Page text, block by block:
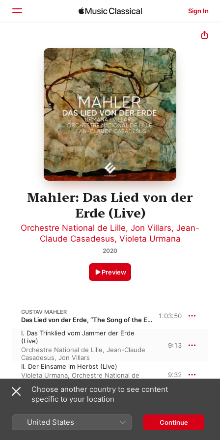
Sign In
Home
Browse
Search
Mahler: Das Lied von der
Erde (Live)
Orchestre National de Lille, Jon Villars, Jean-
Claude Casadesus, Violeta Urmana
2020
Preview
GUSTAV MAHLER
Das Lied von der Erde, “The Song of the Earth” 1:03:50
I. Das Trinklied vom Jammer der Erde
(Live)
Orchestre National de Lille, Jean-Claude
Casadesus, Jon Villars
9:13
II. Der Einsame im Herbst (Live)
Violeta Urmana, Orchestre National de
9:32
III. Von der Jugend (Live)
Jean-Claude Casadesus,Jon Villars
IV. Von der Schönheit (Live)
Violeta Urmana,Jean-Claude Casadesus,
Choose another country to see content
specific to your location
United States Continue